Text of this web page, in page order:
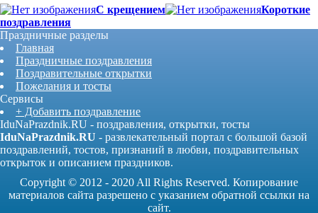
С крещением
Короткие
поздравления
Праздничные разделы
Главная
Праздничные поздравления
Поздравительные открытки
Пожелания и тосты
Сервисы
+ Добавить поздравление
IduNaPrazdnik.RU - поздравления, открытки, тосты
IduNaPrazdnik.RU - развлекательный портал с большой базой
поздравлений, тостов, признаний в любви, поздравительных
открыток и описанием праздников.
Copyright © 2012 - 2020 All Rights Reserved. Копирование
материалов сайта разрешено с указанием обратной ссылки на
сайт.